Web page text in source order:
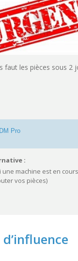
faut les pièces sous 2
Pro
:
une machine est en
vos pièces)